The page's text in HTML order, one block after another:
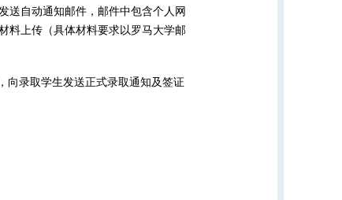
送自动通知邮件，邮件中包含个人网
料上传（具体材料要求以罗马大学邮
向录取学生发送正式录取通知及签证